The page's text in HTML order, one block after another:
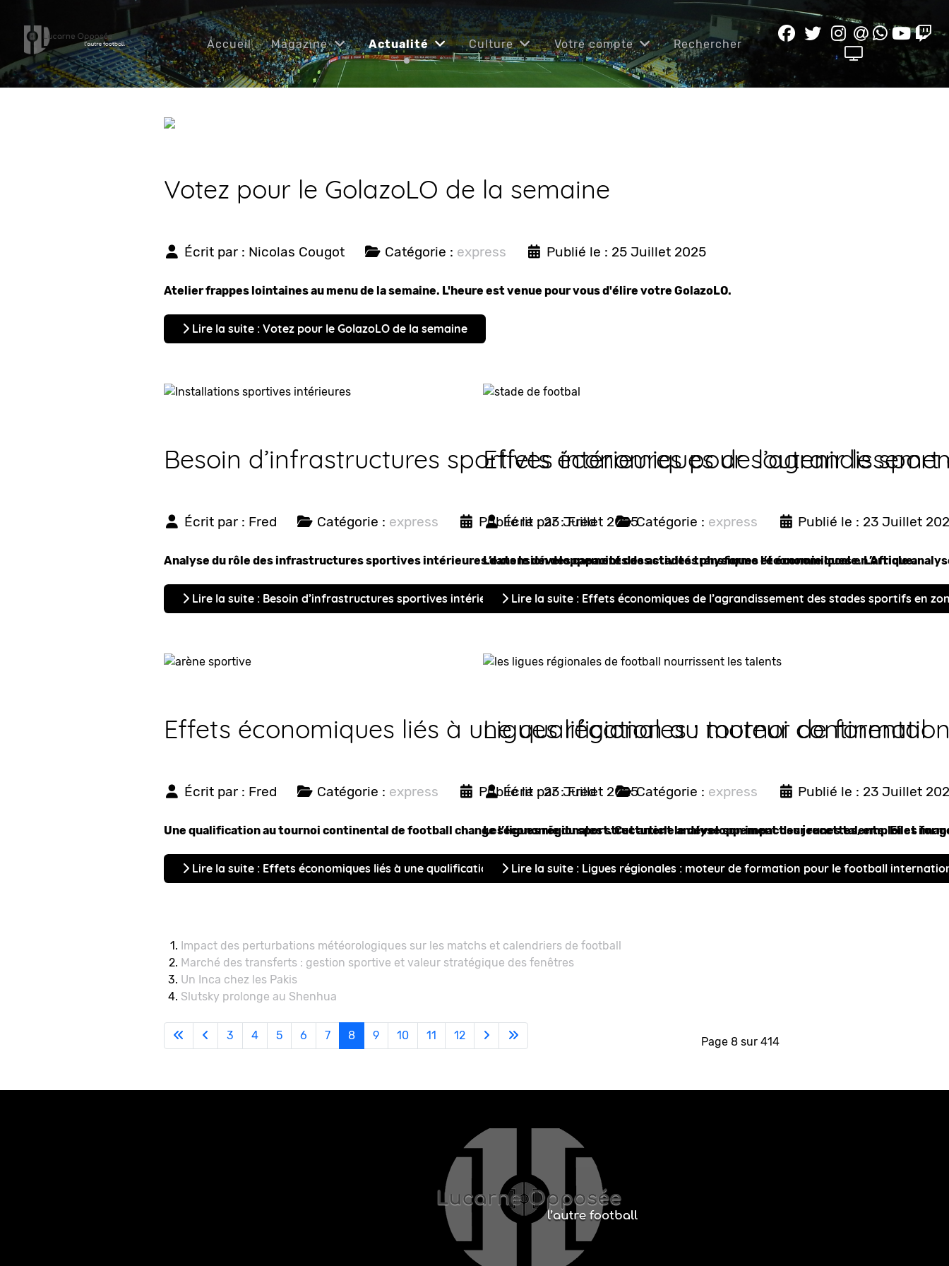
Accueil Magazine Actualité Culture Votre compte Rechercher
Votez pour le GolazoLO de la semaine
Écrit par : Nicolas Cougot Catégorie : express Publié le : 25 Juillet 2025
Atelier frappes lointaines au menu de la semaine. L'heure est venue pour vous d'élire votre GolazoLO.
Lire la suite : Votez pour le GolazoLO de la semaine
Besoin d’infrastructures sportives intérieures pour soutenir le
Écrit par : Fred Catégorie : express Publié le : 23 Juillet 2025
Analyse du rôle des infrastructures sportives intérieures dans le développement des activités physiques et économiques en Afrique.
Lire la suite : Besoin d’infrastructures sportives intérieures pour soutenir le sport africain
Effets économiques liés à une qualification au tournoi continental
Écrit par : Fred Catégorie : express Publié le : 23 Juillet 2025
Une qualification au tournoi continental de football change l’économie du sport. Cet article analyse son impact sur recettes, emploi et
Lire la suite : Effets économiques liés à une qualification au tournoi continental
Effets économiques de
Écrit par :Fred Catégorie : express Publié le : 23 Juillet
L’extension des capacités des stades transforme l’économie locale. L’article
Lire la suite : Effets économiques de l’agrandissement des stades sportifs en
Ligues régionales : moteur de
Écrit par :Fred Catégorie : express Publié le : 23 Juillet
Les ligues régionales structurent le développement des jeunes talents. Elles
Lire la suite : Ligues régionales : moteur de formation pour le football
Impact des perturbations météorologiques sur les matchs et calendriers de football
Marché des transferts : gestion sportive et valeur stratégique des fenêtres
Un Inca chez les Pakis
Slutsky prolonge au Shenhua
Page 8 sur 414
3 4 5 6 7 8 9 10 11 12